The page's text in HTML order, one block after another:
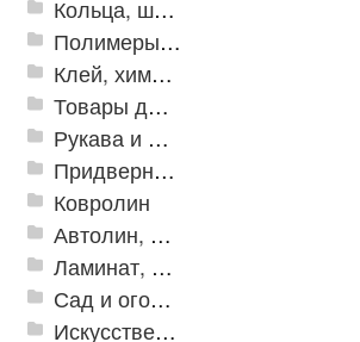
Кольца, шайбы, манжеты
Полимеры и пластики
Клей, химия, сопутствующие товары
Товары для дома
Рукава и шланги промышленные
Придверные решетки
Ковролин
Автолин, Транслин, Линолеум
Ламинат, Кварцвиниловая плитка SPC
Сад и огород
Искусственная трава